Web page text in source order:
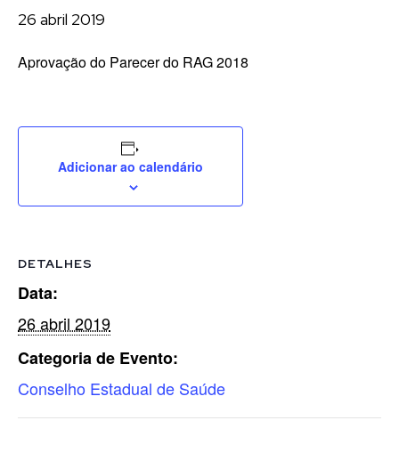
26 abril 2019
Aprovação do Parecer do RAG 2018
Adicionar ao calendário
DETALHES
Data:
26 abril 2019
Categoria de Evento:
Conselho Estadual de Saúde